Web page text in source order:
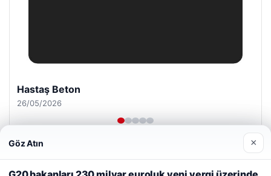
Enes Kaplan Avukatlık Bürosu
28/04/2026
Göz Atın ×